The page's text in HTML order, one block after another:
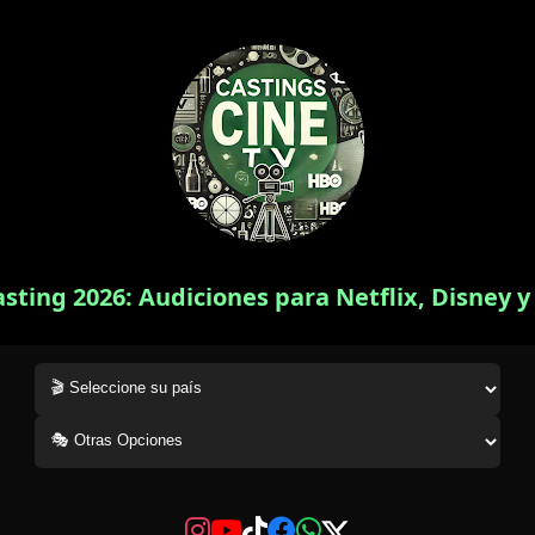
2026: Audiciones para Netflix, Disney